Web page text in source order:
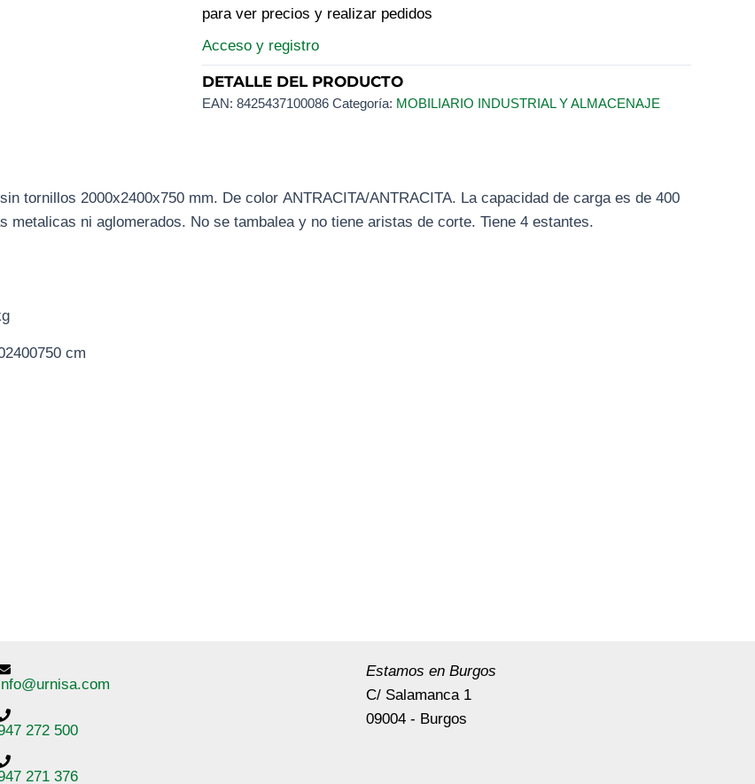
para ver precios y realizar pedidos
Acceso y registro
DETALLE DEL PRODUCTO
EAN: 8425437100086 Categoría: MOBILIARIO INDUSTRIAL Y ALMACENAJE
tornillos 2000x2400x750 mm. De color ANTRACITA/ANTRACITA. La capacidad de carga es de 400
metalicas ni aglomerados. No se tambalea y no tiene aristas de corte. Tiene 4 estantes.
cm
272 500
271 376
Estamos en Burgos
C/ Salamanca 1
09004 - Burgos